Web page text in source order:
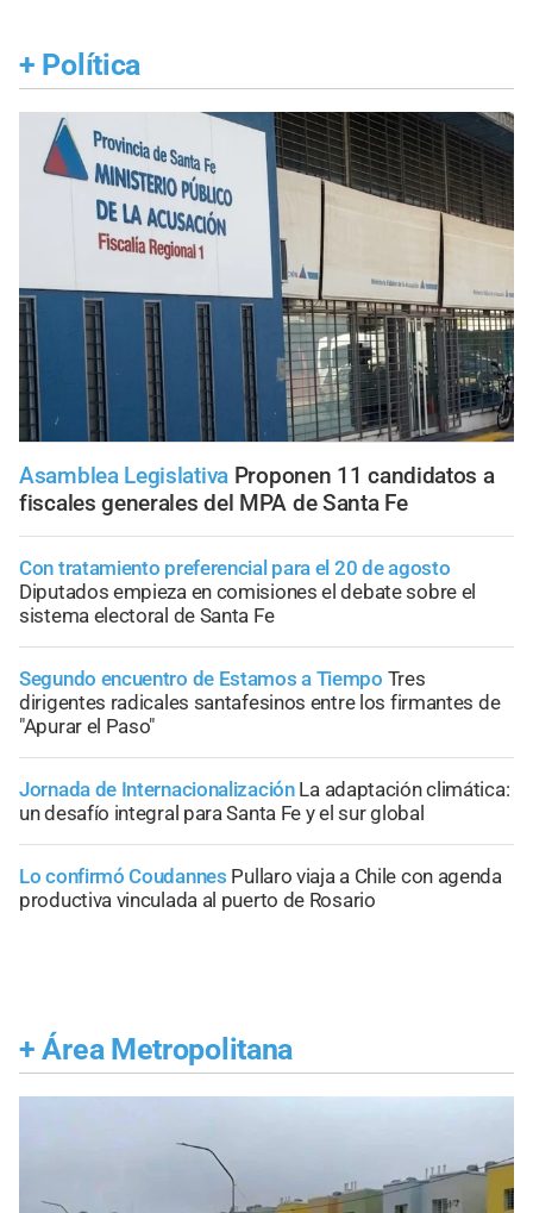
+ Política
Asamblea Legislativa Proponen 11 candidatos a
fiscales generales del MPA de Santa Fe
Con tratamiento preferencial para el 20 de agosto
Diputados empieza en comisiones el debate sobre el
sistema electoral de Santa Fe
Segundo encuentro de Estamos a Tiempo Tres
dirigentes radicales santafesinos entre los firmantes de
"Apurar el Paso"
Jornada de Internacionalización La adaptación climática:
un desafío integral para Santa Fe y el sur global
Lo confirmó Coudannes Pullaro viaja a Chile con agenda
productiva vinculada al puerto de Rosario
+ Área Metropolitana